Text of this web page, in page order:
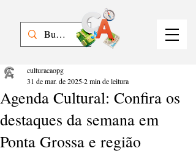
Agenda Cultural: Confira os
destaques da semana em
Ponta Grossa e região
culturacaopg
31 de mar. de 20252 min de leitura